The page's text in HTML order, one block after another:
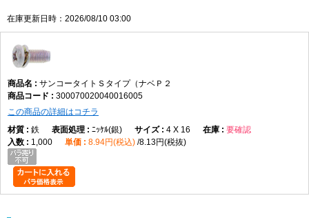
在庫更新日時：2026/08/10 03:00
サンコータイトＳタイプ（ナベＰ２
300070020040016005
この商品の詳細はコチラ
鉄
ﾆｯｹﾙ(銀) 4 X 16
要確認
1,000
8.94円(税込) 8.13円(税抜)